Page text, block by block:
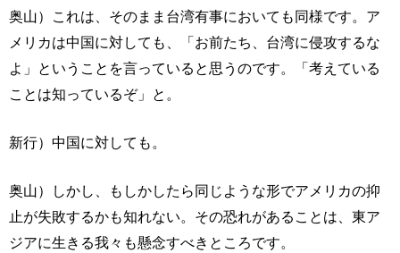
奥山）これは、そのまま台湾有事においても同様です。ア
メリカは中国に対しても、「お前たち、台湾に侵攻するな
よ」ということを言っていると思うのです。「考えている
ことは知っているぞ」と。
新行）中国に対しても。
奥山）しかし、もしかしたら同じような形でアメリカの抑
止が失敗するかも知れない。その恐れがあることは、東ア
ジアに生きる我々も懸念すべきところです。